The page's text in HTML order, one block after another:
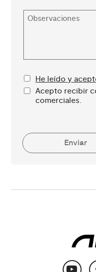
He leído y
Acepto recibir
comerciales.
Enviar